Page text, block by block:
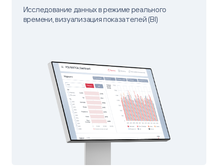
Исследование данных в режиме реального
времени, визуализация показателей (BI)